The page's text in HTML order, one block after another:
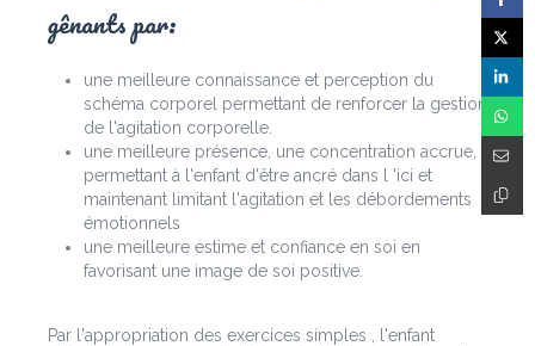
gênants par:
une meilleure connaissance et perception du
schéma corporel permettant de renforcer la gestion
de l'agitation corporelle.
une meilleure présence, une concentration accrue,
permettant à l'enfant d'être ancré dans l 'ici et
maintenant limitant l'agitation et les débordements
émotionnels
une meilleure estime et confiance en soi en
favorisant une image de soi positive.
Par l'appropriation des exercices simples , l'enfant